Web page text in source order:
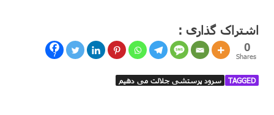
اشتراک گذاری :
7
0
Shares
TAGGED سرود پرستشی جلالت می دهیم